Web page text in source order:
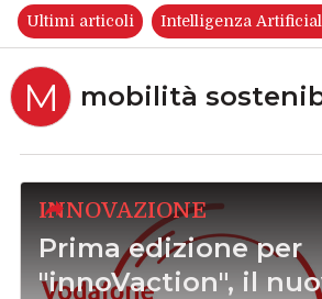
Ultimi articoli Intelligenza
M mobilità
INNOVAZIONE
Prima edizione per
"innoVaction", il